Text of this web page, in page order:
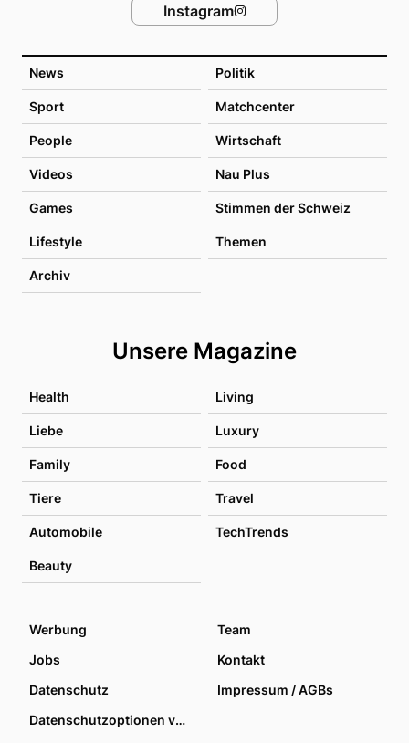
News Politik
Sport Matchcenter
People Wirtschaft
Videos Nau Plus
Games Stimmen der Schweiz
Lifestyle Themen
Archiv
Unsere Magazine
Health Living
Liebe Luxury
Family Food
Tiere Travel
Automobile TechTrends
Beauty
Instagram
Werbung
Team
Jobs
Kontakt
Datenschutz
Impressum / AGBs
Datenschutzoptionen verwalten